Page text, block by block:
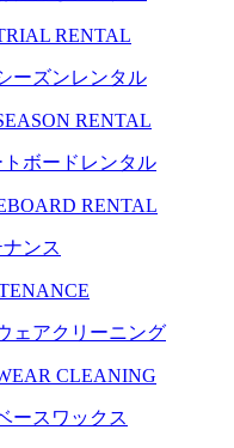
RENTAL
ーズンレンタル
RENTAL
トボードレンタル
RENTAL
ナンス
ェアクリーニング
CLEANING
ースワックス